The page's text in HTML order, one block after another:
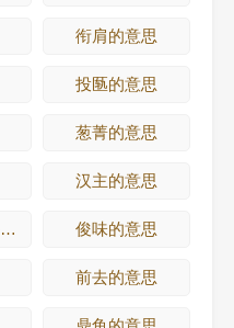
衔肩的意思
投匦的意思
葱菁的意思
汉主的意思
得放手时须放手的意思 俊味的意思
前去的意思